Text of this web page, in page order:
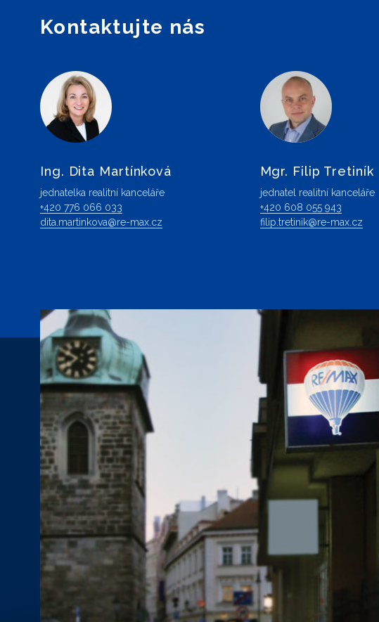
Kontaktujte nás
Ing. Dita Martínková
jednatelka realitní kanceláře
+420 776 066 033
dita.martinkova@re-max.cz
Mgr. Filip Tretiník
jednatel realitní kanceláře
+420 608 055 943
filip.tretinik@re-max.cz